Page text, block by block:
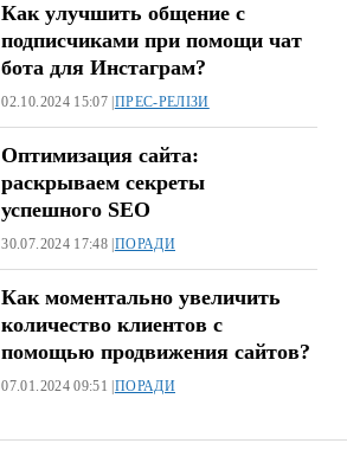
Как улучшить общение с
подписчиками при помощи чат
бота для Инстаграм?
02.10.2024 15:07 | ПРЕС-РЕЛІЗИ
Оптимизация сайта:
раскрываем секреты
успешного SEO
30.07.2024 17:48 | ПОРАДИ
Как моментально увеличить
количество клиентов с
помощью продвижения сайтов?
07.01.2024 09:51 | ПОРАДИ